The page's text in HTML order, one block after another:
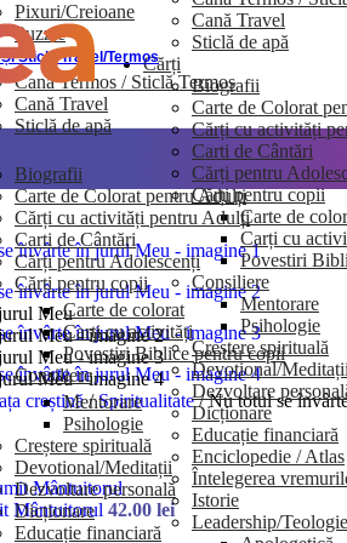
main content
Cană Travel
Sticlă de apă
Cărți
Biografii
Carte de Colorat
Cărți cu activități
Carti de Cântări
Cărți pentru
Cărți pentru copii
Carte de
Carți cu
Povestiri
Consiliere
Mentorare
Psihologie
Creștere spirituală
Devotional/Meditații
Dezvoltare
Dicționare
Educație financiară
Enciclopedie / Atlas
Întelegerea
Istorie
Leadership/Teologie
Pixuri/Creioane
Puzzle
Sticle Travel/Termos
Cană Termos / Sticlă Termos
Cană Travel
Sticlă de apă
Biografii
Carte de Colorat pentru Adulți
Cărți cu activități pentru Adulți
Carti de Cântări
Cărți pentru Adolescenți
Cărți pentru copii
Carte de colorat
Carți cu activități
Povestiri Biblice pentru copii
Consiliere
Mentorare
Psihologie
Creștere spirituală
Devotional/Meditații
Dezvoltare personală
Dicționare
Educație financiară
creștină/ Spiritualitate/ Nu totul se
Mântuitorul 42.00 lei